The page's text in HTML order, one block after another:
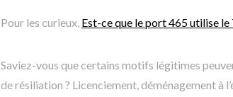
Pour les curieux, Est-ce que le port 465 utilise le
Saviez-vous que certains motifs légitimes
de résiliation ? Licenciement, déménagement à